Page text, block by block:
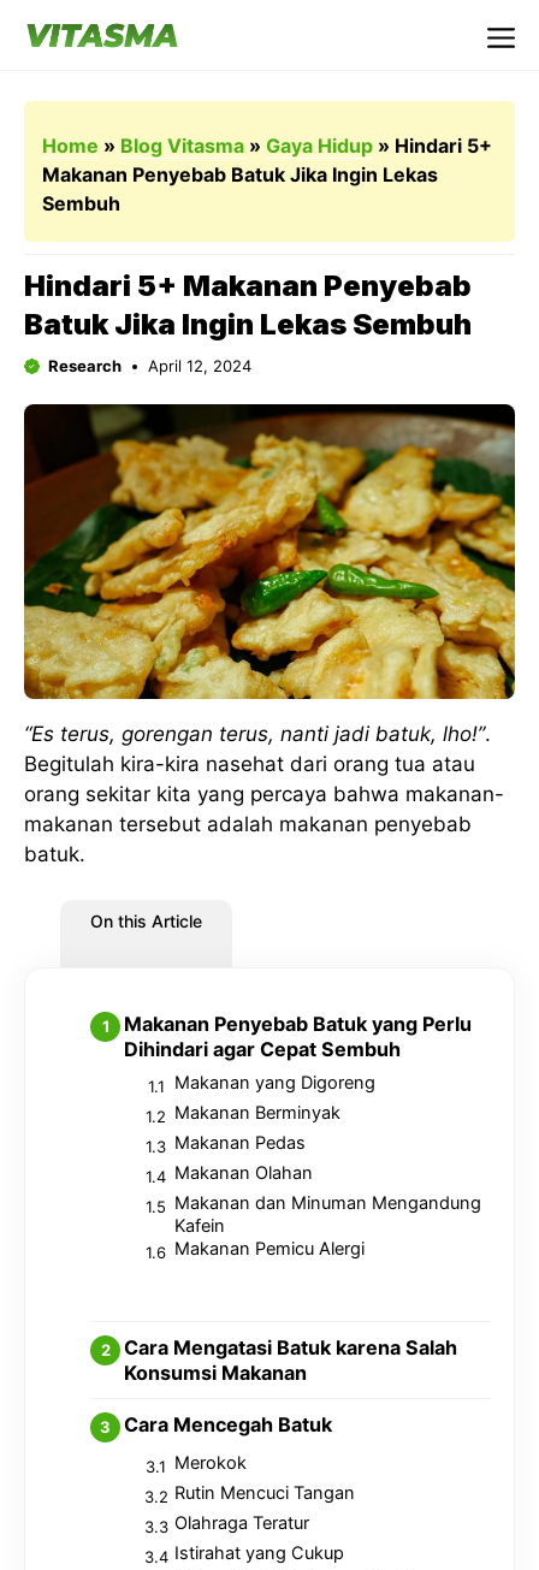
Home » Blog Vitasma » Gaya Hidup » Hindari 5+
Makanan Penyebab Batuk Jika Ingin Lekas
Sembuh
Hindari 5+ Makanan Penyebab
Batuk Jika Ingin Lekas Sembuh
Research April 12, 2024
“Es terus, gorengan terus, nanti jadi batuk, lho!”.
Begitulah kira-kira nasehat dari orang tua atau
orang sekitar kita yang percaya bahwa makanan-
makanan tersebut adalah makanan penyebab
batuk.
On this Article
Makanan Penyebab Batuk yang Perlu
Dihindari agar Cepat Sembuh
Makanan yang Digoreng
Makanan Berminyak
Makanan Pedas
Makanan Olahan
Makanan dan Minuman Mengandung
Kafein
Makanan Pemicu Alergi
Cara Mengatasi Batuk karena Salah
Konsumsi Makanan
Cara Mencegah Batuk
Merokok
Rutin Mencuci Tangan
Olahraga Teratur
Istirahat yang Cukup